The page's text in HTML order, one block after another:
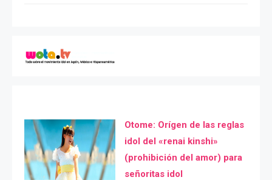
Otome: Orígen de las reglas
idol del «renai kinshi»
(prohibición del amor) para
señoritas idol